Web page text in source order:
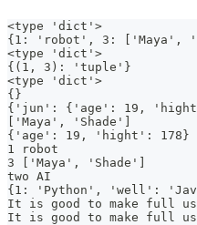
<type 'dict'>
{1: 'robot', 3: ['Maya',
<type 'dict'>
{(1, 3): 'tuple'}
<type 'dict'>
{}
{'jun': {'age': 19,
['Maya', 'Shade']
{'age': 19, 'hight': 178}
1 robot
3 ['Maya', 'Shade']
two AI
{1: 'Python', 'well':
It is good to make full
It is good to make full